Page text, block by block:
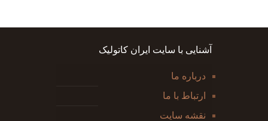
آشنایی با سایت ایران کاتولیک
درباره ما
ارتباط با ما
نقشه سایت